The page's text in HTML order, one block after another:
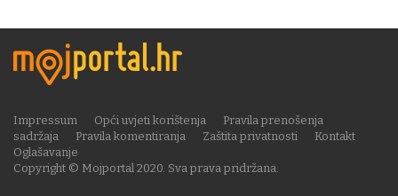
Copyright © Mojportal 2020. Sva prava pridržana.
Impressum Opći uvjeti korištenja
Pravila prenošenja
sadržaja
Pravila komentiranja Zaštita privatnosti
Kontakt
Oglašavanje